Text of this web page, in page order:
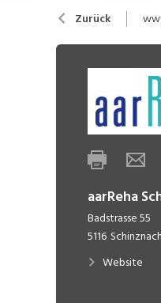
Zurück
aarReha
Badstrasse 55
5116
Website